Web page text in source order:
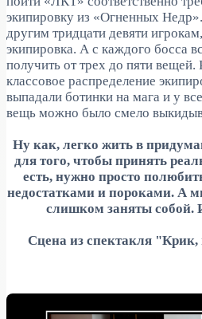
экипировку из «Огненных
другим тридцати девяти
экипировка. А с каждого босса
получить от трех до пяти
классовое распределение
выпадали ботинки на мага и у
вещь можно было смело
Ну как, легко жить в
для того, чтобы принять
есть, нужно просто
недостатками и пороками. А
слишком заняты собой.
Сцена из спектакля